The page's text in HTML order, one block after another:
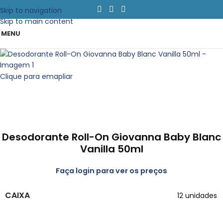
Skip to navigation
Skip to main content
MENU
Clique para emapliar
Desodorante Roll-On Giovanna Baby Blanc
Vanilla 50ml
Faça login para ver os preços
CAIXA 12 unidades